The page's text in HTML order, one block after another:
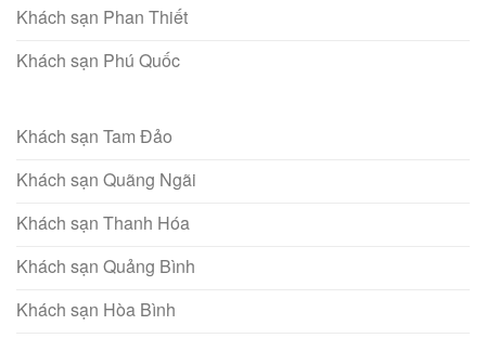
Khách sạn Phan Thiết
Khách sạn Phú Quốc
Khách sạn Tam Đảo
Khách sạn Quãng Ngãi
Khách sạn Thanh Hóa
Khách sạn Quảng Bình
Khách sạn Hòa Bình